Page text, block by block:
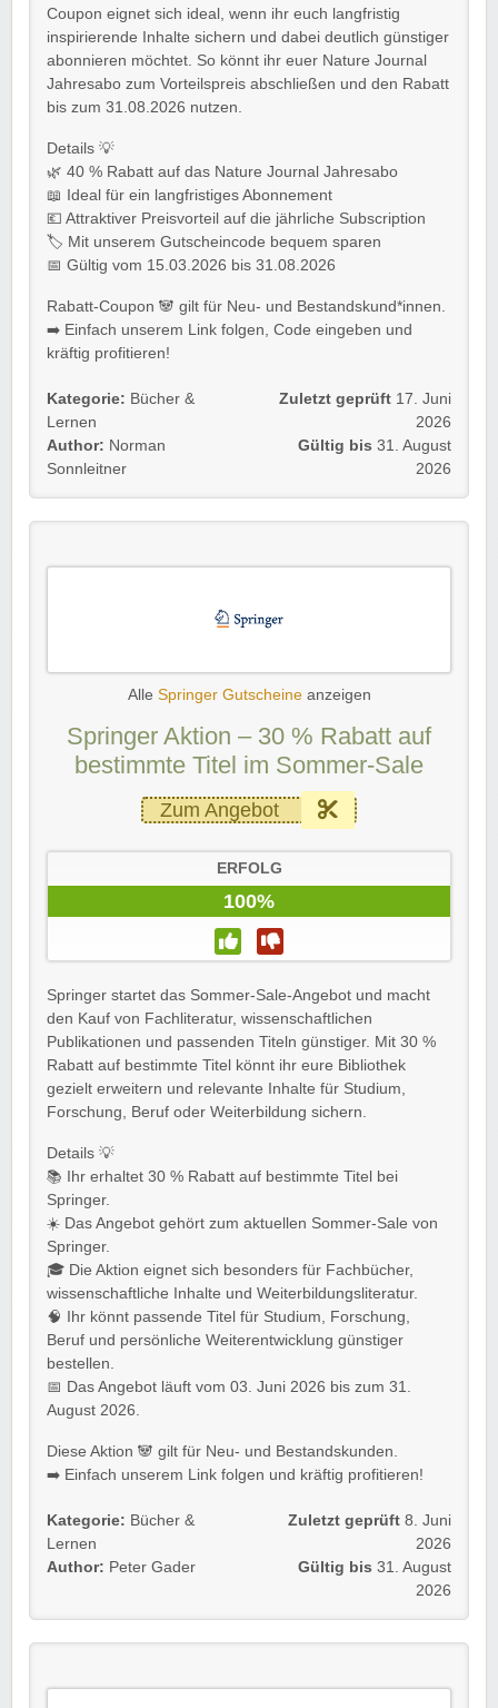
Coupon eignet sich ideal, wenn ihr euch langfristig
inspirierende Inhalte sichern und dabei deutlich günstiger
abonnieren möchtet. So könnt ihr euer Nature Journal
Jahresabo zum Vorteilspreis abschließen und den Rabatt
bis zum 31.08.2026 nutzen.
Details 💡
🌿 40 % Rabatt auf das Nature Journal Jahresabo
📖 Ideal für ein langfristiges Abonnement
💶 Attraktiver Preisvorteil auf die jährliche Subscription
🏷️ Mit unserem Gutscheincode bequem sparen
📅 Gültig vom 15.03.2026 bis 31.08.2026
Rabatt-Coupon 🐼 gilt für Neu- und Bestandskund*innen.
➡️ Einfach unserem Link folgen, Code eingeben und
kräftig profitieren!
Kategorie: Bücher &
Lernen
Author: Norman
Sonnleitner
Zuletzt geprüft 17. Juni
2026
Gültig bis 31. August
2026
Alle Springer Gutscheineanzeigen
Springer Aktion – 30 % Rabatt auf
bestimmte Titel im Sommer-Sale
Zum Angebot
ERFOLG
100%
Springer startet das Sommer-Sale-Angebot und macht
den Kauf von Fachliteratur, wissenschaftlichen
Publikationen und passenden Titeln günstiger. Mit 30 %
Rabatt auf bestimmte Titel könnt ihr eure Bibliothek
gezielt erweitern und relevante Inhalte für Studium,
Forschung, Beruf oder Weiterbildung sichern.
Details 💡
📚 Ihr erhaltet 30 % Rabatt auf bestimmte Titel bei
Springer.
☀️ Das Angebot gehört zum aktuellen Sommer-Sale von
Springer.
🎓 Die Aktion eignet sich besonders für Fachbücher,
wissenschaftliche Inhalte und Weiterbildungsliteratur.
🧠 Ihr könnt passende Titel für Studium, Forschung,
Beruf und persönliche Weiterentwicklung günstiger
bestellen.
📅 Das Angebot läuft vom 03. Juni 2026 bis zum 31.
August 2026.
Diese Aktion 🐼 gilt für Neu- und Bestandskunden.
➡️ Einfach unserem Link folgen und kräftig profitieren!
Kategorie: Bücher &
Lernen
Author: Peter Gader
Zuletzt geprüft 8. Juni
2026
Gültig bis 31. August
2026